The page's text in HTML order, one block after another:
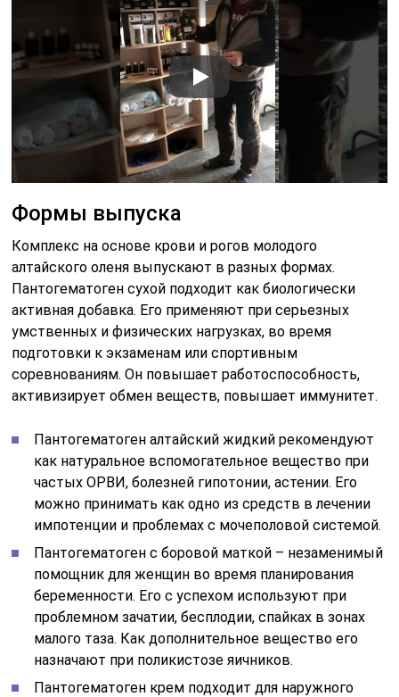
Формы выпуска
Комплекс на основе крови и рогов молодого
алтайского оленя выпускают в разных формах.
Пантогематоген сухой подходит как биологически
активная добавка. Его применяют при серьезных
умственных и физических нагрузках, во время
подготовки к экзаменам или спортивным
соревнованиям. Он повышает работоспособность,
активизирует обмен веществ, повышает иммунитет.
Пантогематоген алтайский жидкий рекомендуют
как натуральное вспомогательное вещество при
частых ОРВИ, болезней гипотонии, астении. Его
можно принимать как одно из средств в лечении
импотенции и проблемах с мочеполовой системой.
Пантогематоген с боровой маткой – незаменимый
помощник для женщин во время планирования
беременности. Его с успехом используют при
проблемном зачатии, бесплодии, спайках в зонах
малого таза. Как дополнительное вещество его
назначают при поликистозе яичников.
Пантогематоген крем подходит для наружного